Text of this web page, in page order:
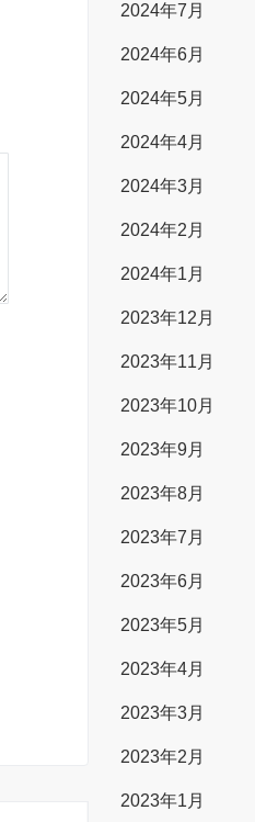
2024年7月
2024年6月
2024年5月
2024年4月
2024年3月
2024年2月
2024年1月
2023年12月
2023年11月
2023年10月
2023年9月
2023年8月
2023年7月
2023年6月
2023年5月
2023年4月
2023年3月
2023年2月
2023年1月